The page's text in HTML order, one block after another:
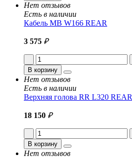
Нет отзывов
Есть в наличии
Кабель MB W166 REAR
3 575 ₽
В корзину
Нет отзывов
Есть в наличии
Верхняя голова RR L320 REAR
18 150 ₽
В корзину
Нет отзывов